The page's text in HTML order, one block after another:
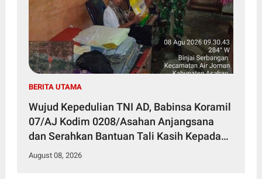
BERITA UTAMA
Wujud Kepedulian TNI AD, Babinsa Koramil
07/AJ Kodim 0208/Asahan Anjangsana
dan Serahkan Bantuan Tali Kasih Kepada
Lansia Usia 97 Tahun
August 08, 2026